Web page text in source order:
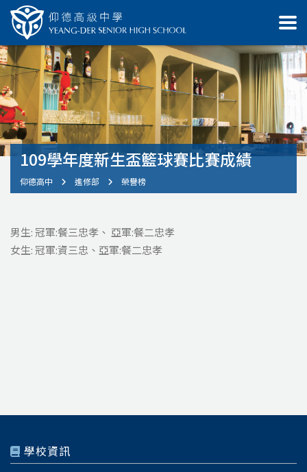
109學年度新生盃籃球賽比賽成績
仰德高中 進修部 榮譽榜
男生: 冠軍:餐三忠孝、 亞軍:餐二忠孝
女生: 冠軍:資三忠、亞軍:餐二忠孝
學校資訊